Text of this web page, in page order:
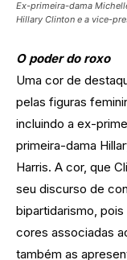
Ex-primeira-dama
Hillary Clinton e a vice-
O poder do roxo
Uma cor de
pelas figuras
incluindo a ex-
primeira-dama
Harris. A cor, que
seu discurso de
bipartidarismo,
cores associadas
também as